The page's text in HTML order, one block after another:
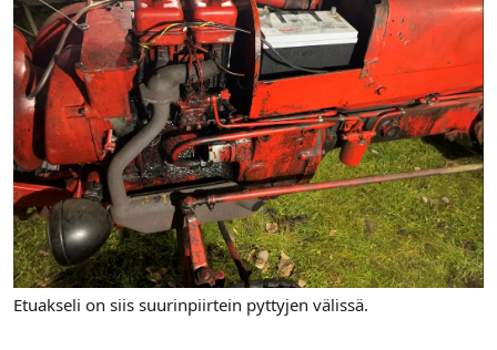
Etuakseli on siis suurinpiirtein pyttyjen välissä.